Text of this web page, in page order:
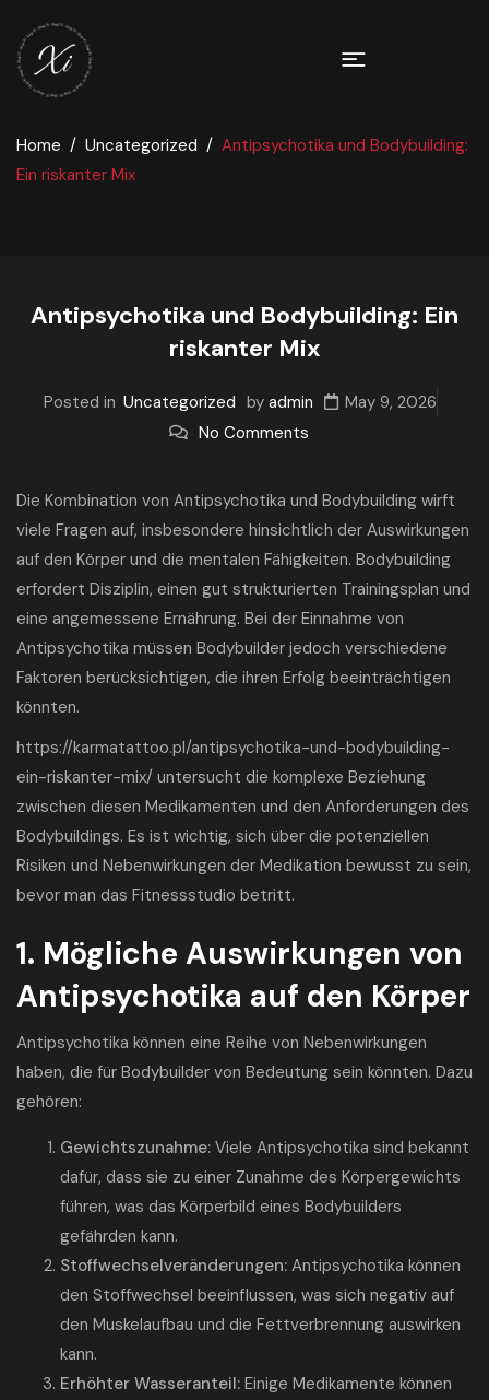
Home Uncategorized
Antipsychotika und Bodybuilding:
Ein riskanter Mix
Antipsychotika und Bodybuilding: Ein
riskanter Mix
Posted in Uncategorized by admin
May 9, 2026
No Comments
Die Kombination von Antipsychotika und Bodybuilding wirft
viele Fragen auf, insbesondere hinsichtlich der Auswirkungen
auf den Körper und die mentalen Fähigkeiten. Bodybuilding
erfordert Disziplin, einen gut strukturierten Trainingsplan und
eine angemessene Ernährung. Bei der Einnahme von
Antipsychotika müssen Bodybuilder jedoch verschiedene
Faktoren berücksichtigen, die ihren Erfolg beeinträchtigen
könnten.
https://karmatattoo.pl/antipsychotika-und-bodybuilding-
ein-riskanter-mix/ untersucht die komplexe Beziehung
zwischen diesen Medikamenten und den Anforderungen des
Bodybuildings. Es ist wichtig, sich über die potenziellen
Risiken und Nebenwirkungen der Medikation bewusst zu sein,
bevor man das Fitnessstudio betritt.
1. Mögliche Auswirkungen von
Antipsychotika auf den Körper
Antipsychotika können eine Reihe von Nebenwirkungen
haben, die für Bodybuilder von Bedeutung sein könnten. Dazu
gehören:
Gewichtszunahme: Viele Antipsychotika sind bekannt
dafür, dass sie zu einer Zunahme des Körpergewichts
führen, was das Körperbild eines Bodybuilders
gefährden kann.
Stoffwechselveränderungen: Antipsychotika können
den Stoffwechsel beeinflussen, was sich negativ auf
den Muskelaufbau und die Fettverbrennung auswirken
kann.
Erhöhter Wasseranteil: Einige Medikamente können